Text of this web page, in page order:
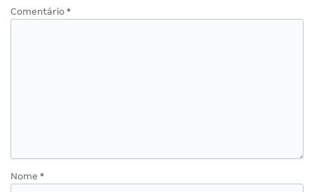
Comentário *
Nome *